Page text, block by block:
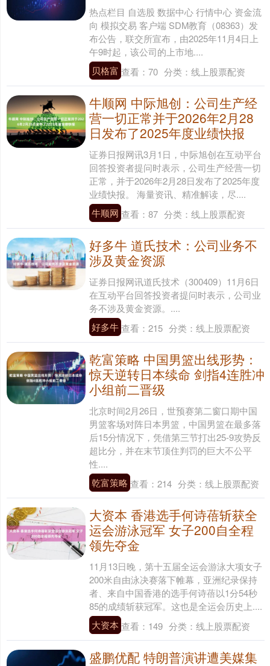
热点栏目 自选股 数据中心 行情中心 资金流
向 模拟交易 客户端 SDM教育（08363）发
布公告，联交所宣布，由2025年11月4日上
午9时起，该公司的上市地....
贝格富 查看： 70 分类： 线上股票配资
牛顺网 中际旭创：公司生产经
营一切正常并于2026年2月28
日发布了2025年度业绩快报
证券日报网讯3月1日，中际旭创在互动平台
回答投资者提问时表示，公司生产经营一切
正常，并于2026年2月28日发布了2025年度
业绩快报。 海量资讯、精准解读，尽....
牛顺网 查看： 87 分类： 线上股票配资
好多牛 道氏技术：公司业务不
涉及黄金资源
证券日报网讯道氏技术（300409）11月6日
在互动平台回答投资者提问时表示，公司业
务不涉及黄金资源。....
好多牛查看： 215 分类： 线上股票配资
乾富策略 中国男篮出线形势：
惊天逆转日本续命 剑指4连胜冲
小组前二晋级
北京时间2月26日，世预赛第二窗口期中国
男篮客场对阵日本男篮，中国男篮在最多落
后15分情况下，凭借第三节打出25-9攻势反
超比分，并在末节顶住判罚的巨大不公平
性....
乾富策略 查看： 214 分类： 线上股票配资
大资本 香港选手何诗蓓斩获全
运会游泳冠军 女子200自全程
领先夺金
11月13日晚，第十五届全运会游泳大项女子
200米自由泳决赛落下帷幕，亚洲纪录保持
者、来自中国香港的选手何诗蓓以1分54秒
85的成绩斩获冠军。这也是全运会历史上....
大资本 查看： 149 分类： 线上股票配资
盛鹏优配 特朗普演讲遭美媒集